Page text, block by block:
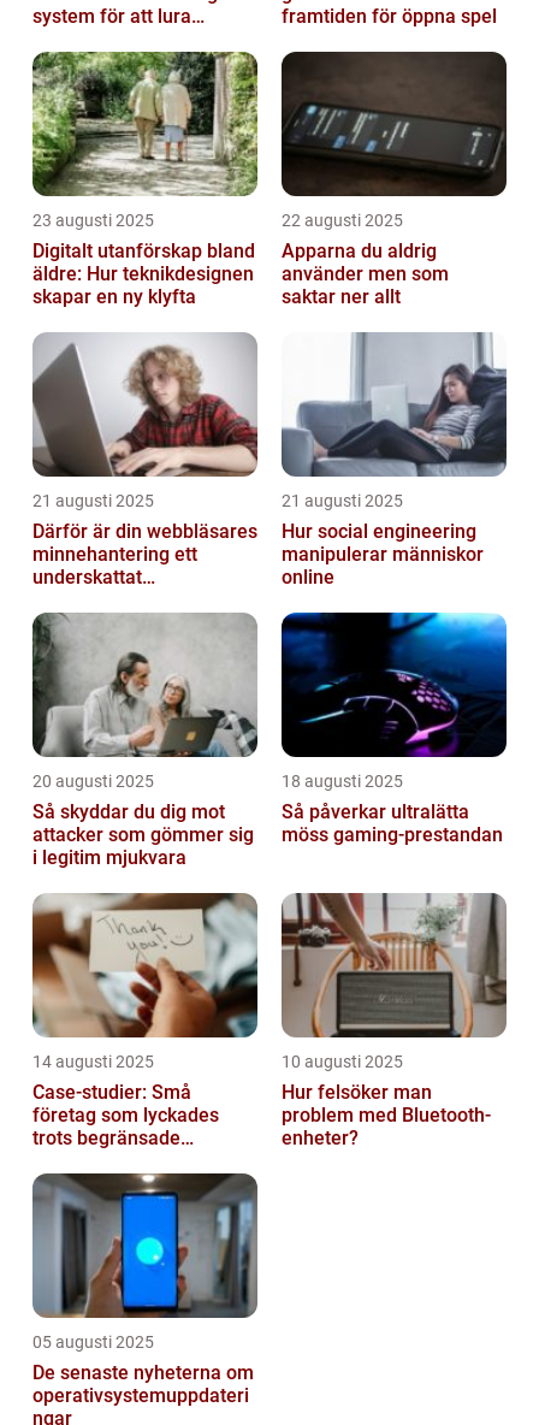
system för att lura
framtiden för öppna spel
23 augusti 2025
Digitalt utanförskap bland
äldre: Hur teknikdesignen
skapar en ny klyfta
22 augusti 2025
Apparna du aldrig
använder men som
saktar ner allt
21 augusti 2025
Därför är din webbläsares
minnehantering ett
underskattat
21 augusti 2025
Hur social engineering
manipulerar människor
online
20 augusti 2025
Så skyddar du dig mot
attacker som gömmer sig
i legitim mjukvara
18 augusti 2025
Så påverkar ultralätta
möss gaming-prestandan
14 augusti 2025
Case-studier: Små
företag som lyckades
trots begränsade
10 augusti 2025
Hur felsöker man
problem med Bluetooth-
enheter?
05 augusti 2025
De senaste nyheterna om
operativsystemuppdateri
ngar